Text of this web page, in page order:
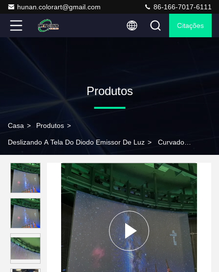
hunan.colorart@gmail.com 86-166-7017-6111
Citações
Produtos
Casa > Produtos >
Deslizando A Tela Do Diodo Emissor De Luz > Curvado
do diodo emissor de luz